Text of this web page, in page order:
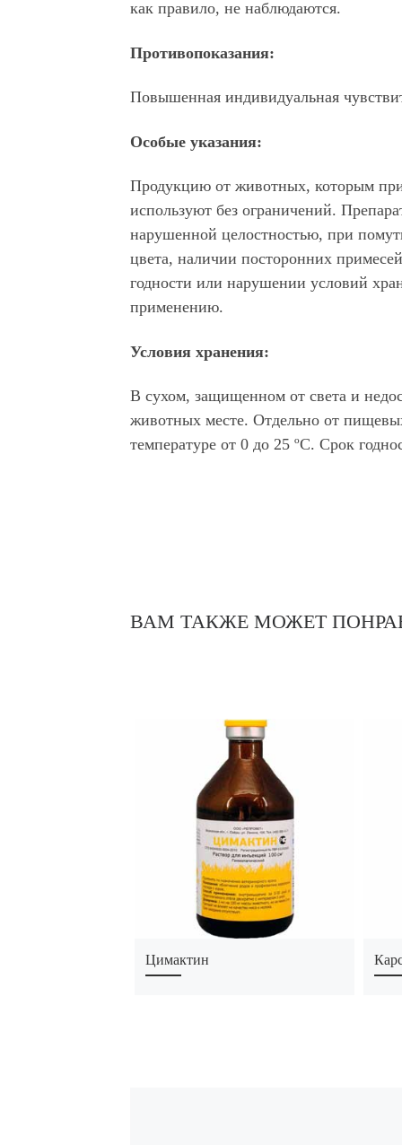
как правило, не наблюдаются.
Противопоказания:
Повышенная индивидуальная
Особые указания:
Продукцию от животных, которым
используют без ограничений.
нарушенной целостностью, при
цвета, наличии посторонних
годности или нарушении условий
применению.
Условия хранения:
В сухом, защищенном от света и
животных месте. Отдельно от
температуре от 0 до 25 ºС. Срок
ВАМ ТАКЖЕ МОЖЕТ
Цимактин